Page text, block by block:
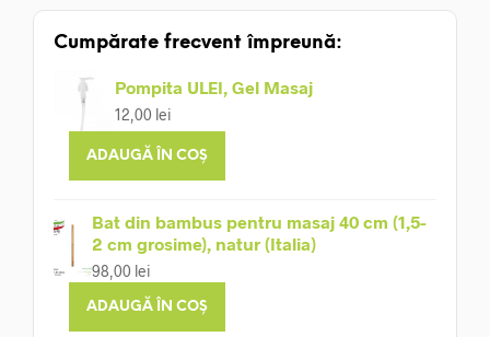
Cumpărate frecvent împreună:
Pompita ULEI, Gel Masaj
12,00 lei
ADAUGĂ ÎN COȘ
Bat din bambus pentru masaj 40 cm (1,5-
2 cm grosime), natur (Italia)
98,00 lei
ADAUGĂ ÎN COȘ